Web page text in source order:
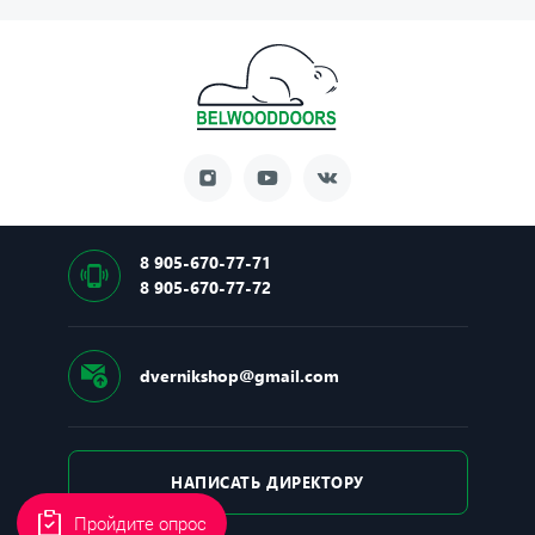
8 905-670-77-71
8 905-670-77-72
dvernikshop@gmail.com
НАПИСАТЬ ДИРЕКТОРУ
Пройдите опрос